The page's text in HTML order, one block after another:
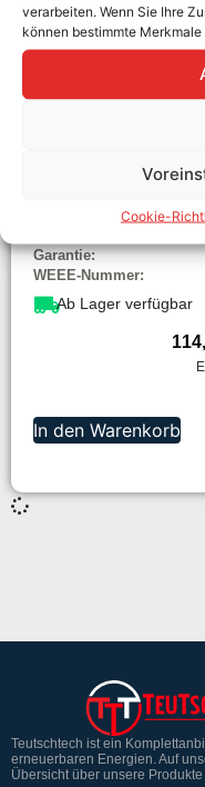
verarbeiten. Wenn Sie Ihre
können bestimmte
Cookie-
Elektroauto & PHEV
Hersteller:
Strom einstellbar:
Zugangskontrolle:
Garantie:
WEEE-Nummer:
Ab Lager verfügbar
In den Warenkorb
Teutschtech ist ein
erneuerbaren Energien. Auf
Übersicht über unsere